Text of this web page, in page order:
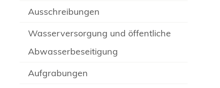
Ausschreibungen
Wasserversorgung und öffentliche
Abwasserbeseitigung
Aufgrabungen